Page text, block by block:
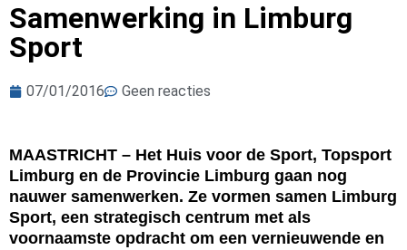
Samenwerking in Limburg
Sport
07/01/2016 Geen reacties
MAASTRICHT – Het Huis voor de Sport, Topsport
Limburg en de Provincie Limburg gaan nog
nauwer samenwerken. Ze vormen samen Limburg
Sport, een strategisch centrum met als
voornaamste opdracht om een vernieuwende en